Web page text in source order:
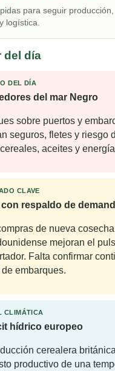
para seguir
logística.
del día
DEL DÍA
del mar Negro
sobre puertos y
seguros, fletes y riesgo
aceites y
CLAVE
respaldo de
de nueva cosecha
mejoran el
Falta confirmar
de embarques.
CLIMÁTICA
hídrico europeo
cerealera
productivo de una